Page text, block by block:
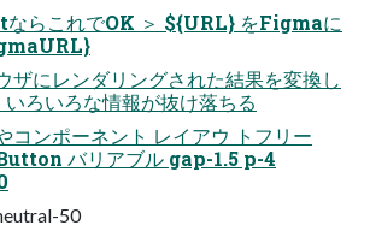
らこれでOK ＞ ${URL} をFigmaに
ザにレンダリングされた結果を変換し
ろいろな情報が抜け落ちる
コンポーネント レイアウ トフリー
バリアブル gap-1.5 p-4
50